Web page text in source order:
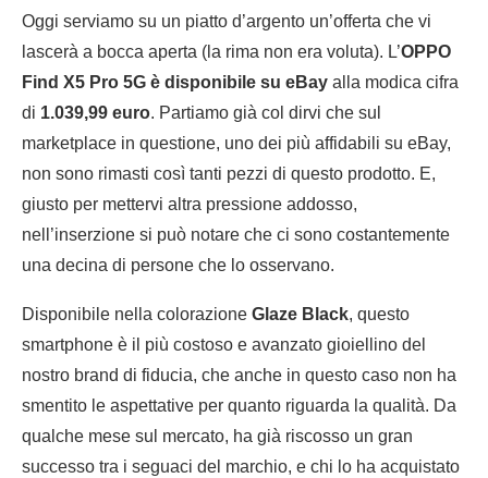
Oggi serviamo su un piatto d’argento un’offerta che vi
lascerà a bocca aperta (la rima non era voluta). L’OPPO
Find X5 Pro 5G è disponibile su eBay alla modica cifra
di 1.039,99 euro. Partiamo già col dirvi che sul
marketplace in questione, uno dei più affidabili su eBay,
non sono rimasti così tanti pezzi di questo prodotto. E,
giusto per mettervi altra pressione addosso,
nell’inserzione si può notare che ci sono costantemente
una decina di persone che lo osservano.
Disponibile nella colorazione Glaze Black, questo
smartphone è il più costoso e avanzato gioiellino del
nostro brand di fiducia, che anche in questo caso non ha
smentito le aspettative per quanto riguarda la qualità. Da
qualche mese sul mercato, ha già riscosso un gran
successo tra i seguaci del marchio, e chi lo ha acquistato